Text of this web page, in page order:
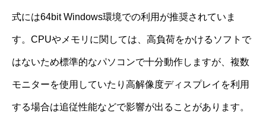
式には64bit Windows環境での利用が推奨されていま
す。CPUやメモリに関しては、高負荷をかけるソフトで
はないため標準的なパソコンで十分動作しますが、複数
モニターを使用していたり高解像度ディスプレイを利用
する場合は追従性能などで影響が出ることがあります。